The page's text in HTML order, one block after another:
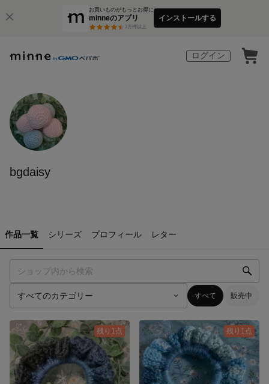
お買いものがもっとお得に
minneのアプリ
3万件以上
インストールする
ログイン
bgdaisy
作品一覧 シリーズ プロフィール レター
すべて 販売中
残り1点 残り1点